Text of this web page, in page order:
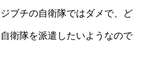
ブチの自衛隊ではダメで、ど
衛隊を派遣したいようなので